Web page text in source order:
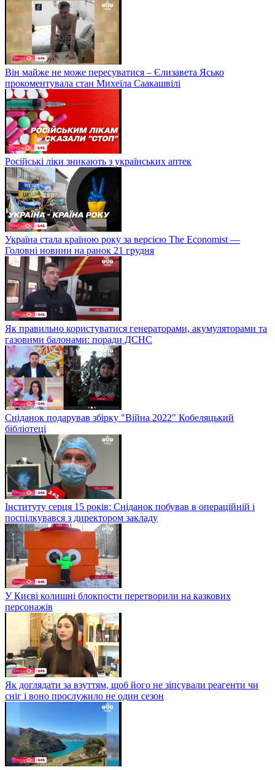
Він майже не може пересуватися – Єлизавета Ясько
прокоментувала стан Михеїла Саакашвілі
Російські ліки зникають з українських аптек
Україна стала країною року за версією The Economist —
Головні новини на ранок 21 грудня
Як правильно користуватися генераторами, акумуляторами та
газовими балонами: поради ДСНС
Сніданок подарував збірку "Війна 2022" Кобеляцький
бібліотеці
Інституту серця 15 років: Сніданок побував в операційній і
поспілкувався з директором закладу
У Києві колишні блокпости перетворили на казкових
персонажів
Як доглядати за взуттям, щоб його не зіпсували реагенти чи
сніг і воно прослужило не один сезон